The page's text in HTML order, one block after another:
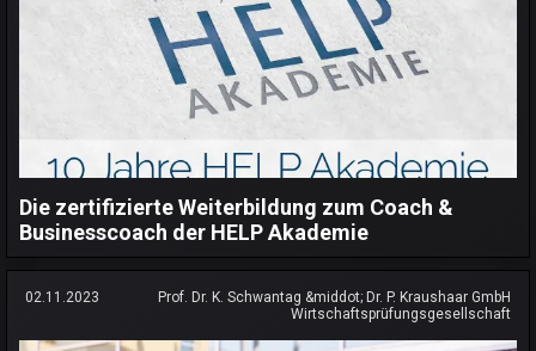
Die zertifizierte Weiterbildung zum Coach &
Businesscoach der HELP Akademie
02.11.2023
Prof. Dr. K. Schwantag &middot; Dr. P. Kraushaar GmbH
Wirtschaftsprüfungsgesellschaft